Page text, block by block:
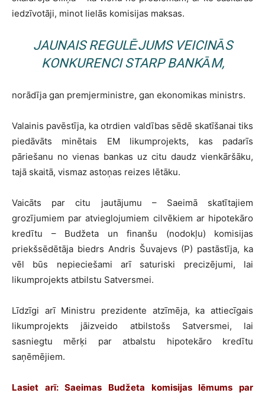
iedzīvotāji, minot lielās komisijas maksas.
JAUNAIS REGULĒJUMS VEICINĀS
KONKURENCI STARP BANKĀM,
norādīja gan premjerministre, gan ekonomikas ministrs.
Valainis pavēstīja, ka otrdien valdības sēdē skatīšanai tiks
piedāvāts minētais EM likumprojekts, kas padarīs
pāriešanu no vienas bankas uz citu daudz vienkāršāku,
tajā skaitā, vismaz astoņas reizes lētāku.
Vaicāts par citu jautājumu – Saeimā skatītajiem
grozījumiem par atvieglojumiem cilvēkiem ar hipotekāro
kredītu – Budžeta un finanšu (nodokļu) komisijas
priekšsēdētāja biedrs Andris Šuvajevs (P) pastāstīja, ka
vēl būs nepieciešami arī saturiski precizējumi, lai
likumprojekts atbilstu Satversmei.
Līdzīgi arī Ministru prezidente atzīmēja, ka attiecīgais
likumprojekts jāizveido atbilstošs Satversmei, lai
sasniegtu mērķi par atbalstu hipotekāro kredītu
saņēmējiem.
Lasiet arī:Saeimas Budžeta komisijas lēmums par